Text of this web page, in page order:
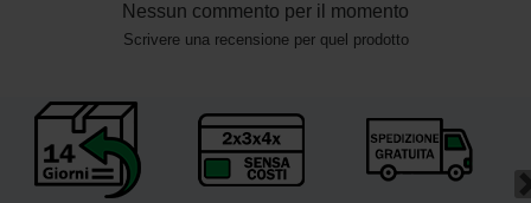
Nessun commento per il momento
Scrivere una recensione per quel prodotto